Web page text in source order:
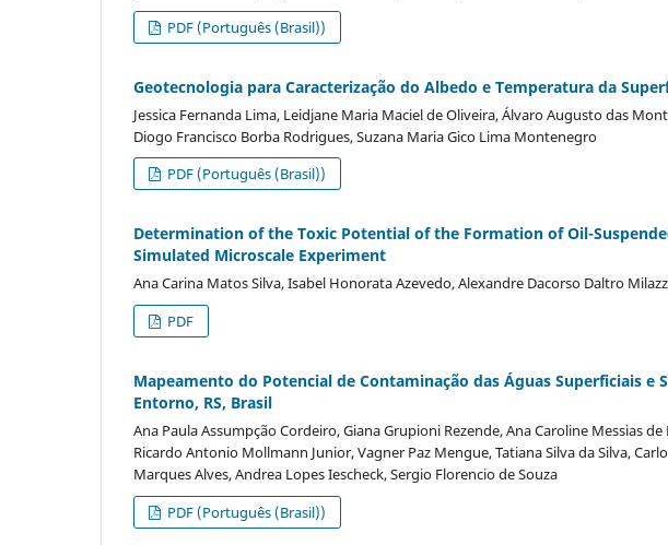
PDF (Português (Brasil))
Geotecnologia para Caracterização do Albedo e Temperatura da
Jessica Fernanda Lima, Leidjane Maria Maciel de Oliveira, Álvaro Augusto das
Diogo Francisco Borba Rodrigues, Suzana Maria Gico Lima Montenegro
PDF (Português (Brasil))
Determination of the Toxic Potential of the Formation of Oil-
Simulated Microscale Experiment
Ana Carina Matos Silva, Isabel Honorata Azevedo, Alexandre Dacorso Daltro
PDF
Mapeamento do Potencial de Contaminação das Águas Superficiais e
Entorno, RS, Brasil
Ana Paula Assumpção Cordeiro, Giana Grupioni Rezende, Ana Caroline Messias
Ricardo Antonio Mollmann Junior, Vagner Paz Mengue, Tatiana Silva da Silva,
Marques Alves, Andrea Lopes Iescheck, Sergio Florencio de Souza
PDF (Português (Brasil))